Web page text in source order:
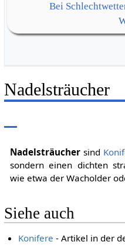
Bei
Nadelsträucher
Nadelsträuchersind
sondern einen dichten
wie etwa der Wacholder
Siehe auch
Konifere - Artikel in der